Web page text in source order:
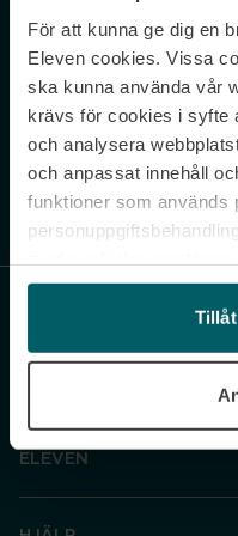
För att kunna ge dig en
Eleven cookies. Vissa
ska kunna använda vår
krävs för cookies i syfte
och analysera
och anpassat innehåll
funktioner som används
och gå vidare”
under ”Inställningar”
cookies. Du kan
Never miss a
Sign up to
Genom att prenumerera
ELEVEN